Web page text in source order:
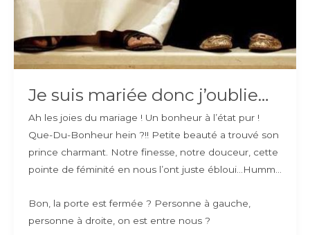
Je suis mariée donc j’oublie…
Ah les joies du mariage ! Un bonheur à l’état pur !
Que-Du-Bonheur hein ?!! Petite beauté a trouvé son
prince charmant. Notre finesse, notre douceur, cette
pointe de féminité en nous l’ont juste ébloui…Humm…
Bon, la porte est fermée ? Personne à gauche,
personne à droite, on est entre nous ?